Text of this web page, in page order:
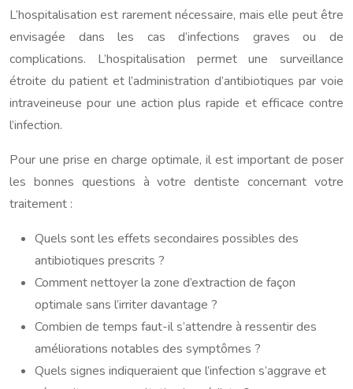
L’hospitalisation est rarement nécessaire, mais elle peut être
envisagée dans les cas d’infections graves ou de
complications. L’hospitalisation permet une surveillance
étroite du patient et l’administration d’antibiotiques par voie
intraveineuse pour une action plus rapide et efficace contre
l’infection.
Pour une prise en charge optimale, il est important de poser
les bonnes questions à votre dentiste concernant votre
traitement :
Quels sont les effets secondaires possibles des
antibiotiques prescrits ?
Comment nettoyer la zone d’extraction de façon
optimale sans l’irriter davantage ?
Combien de temps faut-il s’attendre à ressentir des
améliorations notables des symptômes ?
Quels signes indiqueraient que l’infection s’aggrave et